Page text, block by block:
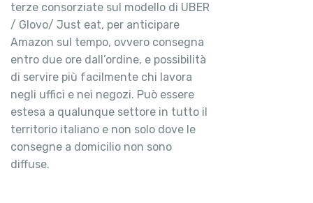
terze consorziate sul modello di UBER
/ Glovo/ Just eat, per anticipare
Amazon sul tempo, ovvero consegna
entro due ore dall’ordine, e possibilità
di servire più facilmente chi lavora
negli uffici e nei negozi. Può essere
estesa a qualunque settore in tutto il
territorio italiano e non solo dove le
consegne a domicilio non sono
diffuse.